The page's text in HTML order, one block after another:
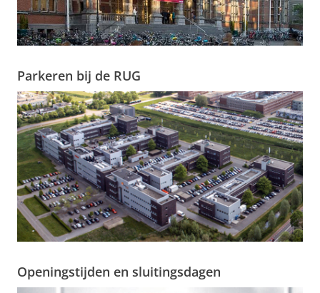
Parkeren bij de RUG
Openingstijden en sluitingsdagen